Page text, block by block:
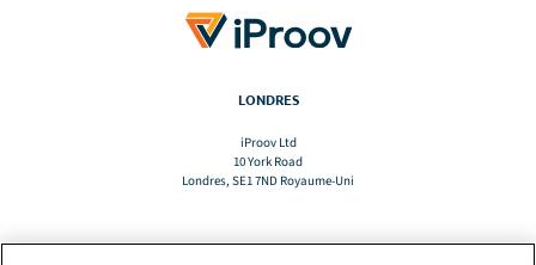
LONDRES
iProov Ltd
10 York Road
Londres, SE1 7ND Royaume-Uni